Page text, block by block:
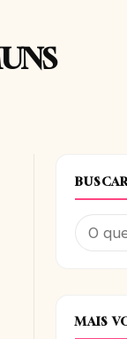
BUSCAR
MAIS